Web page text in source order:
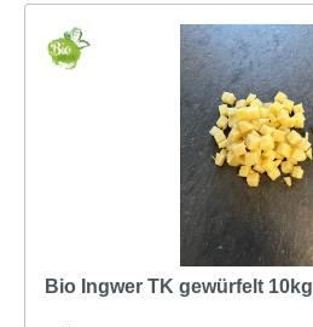
Bio Ingwer TK gewürfelt 10kg